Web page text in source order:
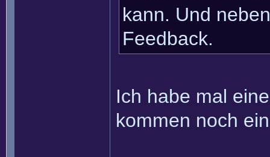
kann. Und
Feedback.
Ich habe mal
kommen noch